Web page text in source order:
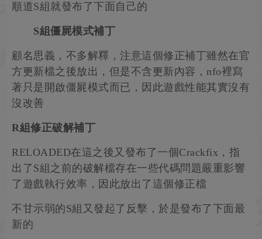
順道S組就發布了下面自己的
S組僵屍模式補丁
顧名思義，不多解釋，注意這個修正補丁雖然在官
方更新檔之後放出，但是不含更新內容，nfo裡寫
著只是開啟僵屍模式而已，因此遊戲性能其實沒有
沒改善
R組修正破解補丁
RELOADED在這之後又發布了一個Crackfix，指
出了S組之前的破解檔存在一些代碼問題嚴重影響
了遊戲執行效率，因此放出了這個修正檔
不甘示弱的S組又發起了反擊，於是發布了下面最
新的